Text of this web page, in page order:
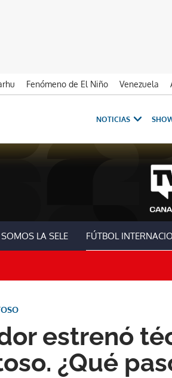
Fenómeno de El Niño Venezuela
NOTICIAS
SOMOS LA SELE FÚTBOL
estrenó
¿Qué